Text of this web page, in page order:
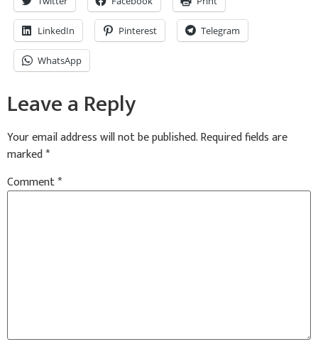
LinkedIn Pinterest Telegram
WhatsApp
Leave a Reply
Your email address will not be published.Required fields are
marked*
Comment*